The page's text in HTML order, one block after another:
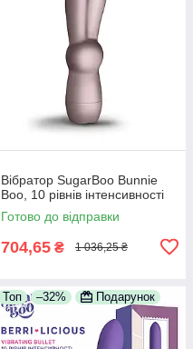
Вібратор SugarBoo Bunnie
Boo, 10 рівнів інтенсивності
Готово до відправки
704,65 ₴ 1 036,25 ₴
Топ –32% Подарунок